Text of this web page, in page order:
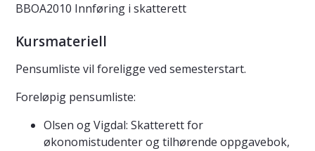
BBOA2010 Innføring i skatterett
Kursmateriell
Pensumliste vil foreligge ved semesterstart.
Foreløpig pensumliste:
Olsen og Vigdal: Skatterett for
økonomistudenter og tilhørende oppgavebok,